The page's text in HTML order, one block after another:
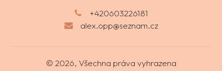
+420603226181
alex.opp@seznam.cz
© 2026, Všechna práva vyhrazena